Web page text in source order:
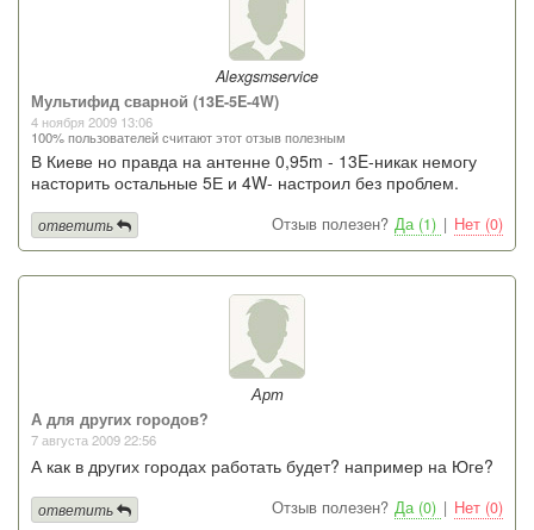
Alexgsmservice
Мультифид сварной (13E-5E-4W)
4 ноября 2009 13:06
100% пользователей считают этот отзыв полезным
В Киеве но правда на антенне 0,95m - 13E-никак немогу
насторить остальные 5Е и 4W- настроил без проблем.
Отзыв полезен? Да (1) | Нет (0)
ответить
Арт
А для других городов?
7 августа 2009 22:56
А как в других городах работать будет? например на Юге?
Отзыв полезен? Да (0) | Нет (0)
ответить